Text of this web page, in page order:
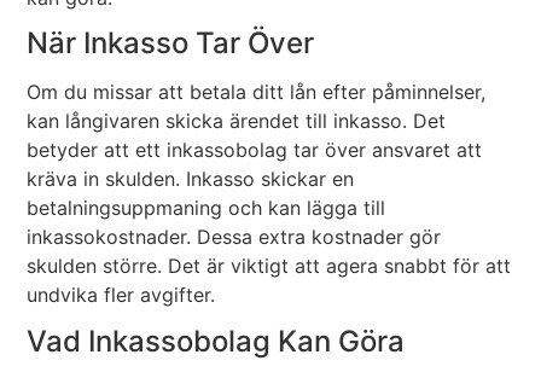
När Inkasso Tar Över
Om du missar att betala ditt lån efter påminnelser,
kan långivaren skicka ärendet till inkasso. Det
betyder att ett inkassobolag tar över ansvaret att
kräva in skulden. Inkasso skickar en
betalningsuppmaning och kan lägga till
inkassokostnader. Dessa extra kostnader gör
skulden större. Det är viktigt att agera snabbt för att
undvika fler avgifter.
Vad Inkassobolag Kan Göra